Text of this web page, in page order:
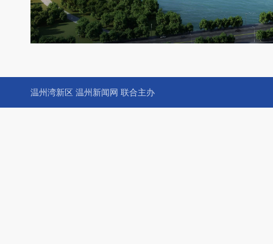
温州湾新区 温州新闻网 联合主办